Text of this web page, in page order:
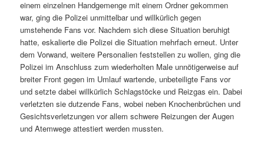
einem einzelnen Handgemenge mit einem Ordner gekommen
war, ging die Polizei unmittelbar und willkürlich gegen
umstehende Fans vor. Nachdem sich diese Situation beruhigt
hatte, eskalierte die Polizei die Situation mehrfach erneut. Unter
dem Vorwand, weitere Personalien feststellen zu wollen, ging die
Polizei im Anschluss zum wiederholten Male unnötigerweise auf
breiter Front gegen im Umlauf wartende, unbeteiligte Fans vor
und setzte dabei willkürlich Schlagstöcke und Reizgas ein. Dabei
verletzten sie dutzende Fans, wobei neben Knochenbrüchen und
Gesichtsverletzungen vor allem schwere Reizungen der Augen
und Atemwege attestiert werden mussten.